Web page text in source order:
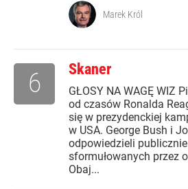
Marek Król
Skaner
GŁOSY NA WAGĘ WIZ
od czasów Ronalda
się w prezydenckiej
w USA. George Bush i
odpowiedzieli
sformułowanych przez
Obaj...
6